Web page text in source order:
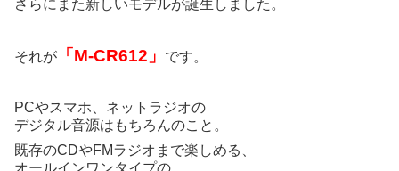
さらにまた新しいモデルが誕生しました。
それが 「M-CR612」 です。
PCやスマホ、ネットラジオの
デジタル音源はもちろんのこと。
既存のCDやFMラジオまで楽しめる、
オールインワンタイプの